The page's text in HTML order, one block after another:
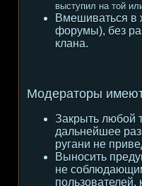
выступил на той
Вмешиваться в
форумы), без
клана.
Модераторы
Закрыть любой
дальнейшее
ругани не
Выносить
не
пользователей,